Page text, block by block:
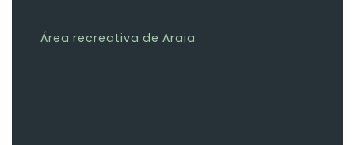
Área recreativa de Araia